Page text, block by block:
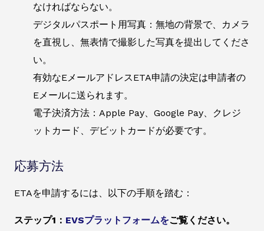
なければならない。
デジタルパスポート用写真：無地の背景で、カメラ
を直視し、無表情で撮影した写真を提出してくださ
い。
有効なEメールアドレスETA申請の決定は申請者の
Eメールに送られます。
電子決済方法：Apple Pay、Google Pay、クレジ
ットカード、デビットカードが必要です。
応募方法
ETAを申請するには、以下の手順を踏む：
ステップ1： EVSプラットフォームをご覧ください。